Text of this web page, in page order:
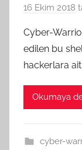
16 Ekim 2018
Cyber-
edilen bu
hackerlara
Okumaya
cyber-